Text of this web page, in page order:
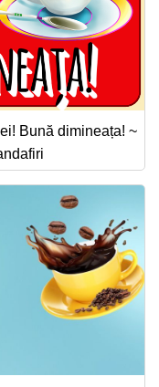
Bună dimineața! ~